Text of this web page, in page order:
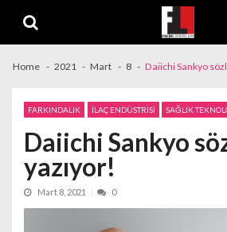
navigation
content
Home 2021 Mart 8 Daiichi Sankyo
FARKINDALIK İLAÇ ENDÜSTRİSİ SAĞLIK
Daiichi Sankyo
yazıyor!
Mart 8, 2021 0